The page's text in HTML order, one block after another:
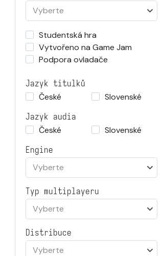
Vyberte
Studentská hra
Vytvořeno na Game Jam
Podpora ovladače
Jazyk titulků
České
Slovenské
Jazyk audia
České
Slovenské
Engine
Vyberte
Typ multiplayeru
Vyberte
Distribuce
Vyberte